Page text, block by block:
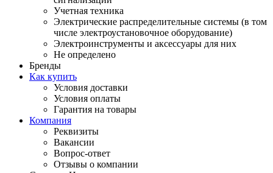
Учетная техника
Электрические распределительные системы (в том
числе электроустановочное оборудование)
Электроинструменты и аксессуары для них
Не определено
Бренды
Как купить
Условия доставки
Условия оплаты
Гарантия на товары
Компания
Реквизиты
Вакансии
Вопрос-ответ
Отзывы о компании